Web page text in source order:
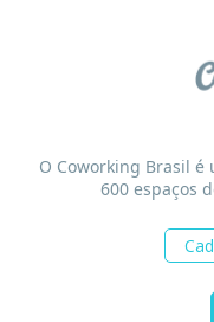
O Coworking Brasil
600 espaços